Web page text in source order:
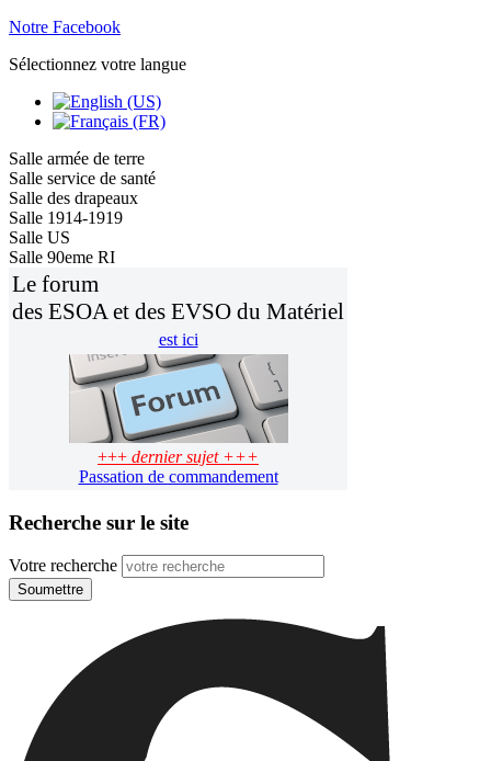
Notre Facebook
Sélectionnez votre langue
Salle armée de terre
Salle service de santé
Salle des drapeaux
Salle 1914-1919
Salle US
Salle 90eme RI
Le forum
des ESOA et des EVSO du Matériel
est ici
+++ dernier sujet +++
Passation de commandement
Recherche sur le site
Votre recherche
Soumettre